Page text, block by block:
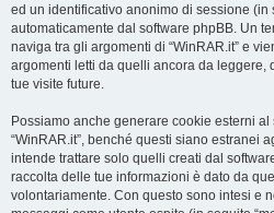
ed un identificativo anonimo di sessione (in
automaticamente dal software phpBB. Un
naviga tra gli argomenti di “WinRAR.it” e
argomenti letti da quelli ancora da leggere,
tue visite future.
Possiamo anche generare cookie esterni
“WinRAR.it”, benché questi siano estranei
intende trattare solo quelli creati dal
raccolta delle tue informazioni è dato da
volontariamente. Con questo sono intesi e